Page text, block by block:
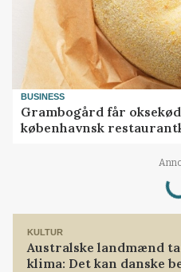
BUSINESS
Grambogård får
københavnsk
KULTUR
Australske landmænd
klima: Det kan danske